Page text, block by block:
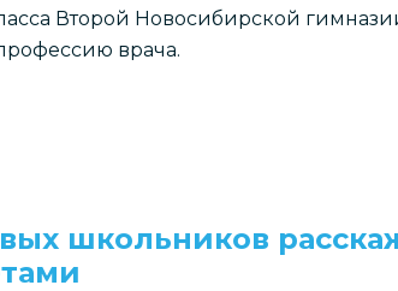
Второй Новосибирской
врача.
школьников